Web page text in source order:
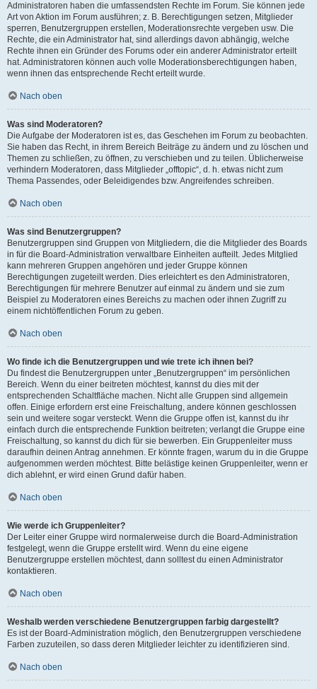
Administratoren haben die umfassendsten Rechte im Forum. Sie können jede
Art von Aktion im Forum ausführen; z. B. Berechtigungen setzen, Mitglieder
sperren, Benutzergruppen erstellen, Moderationsrechte vergeben usw. Die
Rechte, die ein Administrator hat, sind allerdings davon abhängig, welche
Rechte ihnen ein Gründer des Forums oder ein anderer Administrator erteilt
hat. Administratoren können auch volle Moderationsberechtigungen haben,
wenn ihnen das entsprechende Recht erteilt wurde.
Nach oben
Was sind Moderatoren?
Die Aufgabe der Moderatoren ist es, das Geschehen im Forum zu beobachten.
Sie haben das Recht, in ihrem Bereich Beiträge zu ändern und zu löschen und
Themen zu schließen, zu öffnen, zu verschieben und zu teilen. Üblicherweise
verhindern Moderatoren, dass Mitglieder „offtopic“, d. h. etwas nicht zum
Thema Passendes, oder Beleidigendes bzw. Angreifendes schreiben.
Nach oben
Was sind Benutzergruppen?
Benutzergruppen sind Gruppen von Mitgliedern, die die Mitglieder des Boards
in für die Board-Administration verwaltbare Einheiten aufteilt. Jedes Mitglied
kann mehreren Gruppen angehören und jeder Gruppe können
Berechtigungen zugeteilt werden. Dies erleichtert es den Administratoren,
Berechtigungen für mehrere Benutzer auf einmal zu ändern und sie zum
Beispiel zu Moderatoren eines Bereichs zu machen oder ihnen Zugriff zu
einem nichtöffentlichen Forum zu geben.
Nach oben
Wo finde ich die Benutzergruppen und wie trete ich ihnen bei?
Du findest die Benutzergruppen unter „Benutzergruppen“ im persönlichen
Bereich. Wenn du einer beitreten möchtest, kannst du dies mit der
entsprechenden Schaltfläche machen. Nicht alle Gruppen sind allgemein
offen. Einige erfordern erst eine Freischaltung, andere können geschlossen
sein und weitere sogar versteckt. Wenn die Gruppe offen ist, kannst du ihr
einfach durch die entsprechende Funktion beitreten; verlangt die Gruppe eine
Freischaltung, so kannst du dich für sie bewerben. Ein Gruppenleiter muss
daraufhin deinen Antrag annehmen. Er könnte fragen, warum du in die Gruppe
aufgenommen werden möchtest. Bitte belästige keinen Gruppenleiter, wenn er
dich ablehnt, er wird einen Grund dafür haben.
Nach oben
Wie werde ich Gruppenleiter?
Der Leiter einer Gruppe wird normalerweise durch die Board-Administration
festgelegt, wenn die Gruppe erstellt wird. Wenn du eine eigene
Benutzergruppe erstellen möchtest, dann solltest du einen Administrator
kontaktieren.
Nach oben
Weshalb werden verschiedene Benutzergruppen farbig dargestellt?
Es ist der Board-Administration möglich, den Benutzergruppen verschiedene
Farben zuzuteilen, so dass deren Mitglieder leichter zu identifizieren sind.
Nach oben